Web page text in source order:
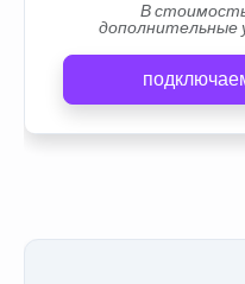
В
дополнительные